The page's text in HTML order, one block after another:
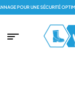
POUR UNE SÉCURITÉ OPTIMALE.